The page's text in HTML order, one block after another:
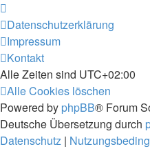
Datenschutzerklärung
Impressum
Kontakt
Alle Zeiten sind UTC+02:00
Alle Cookies löschen
Powered by phpBB® Forum
Deutsche Übersetzung durch
Datenschutz |